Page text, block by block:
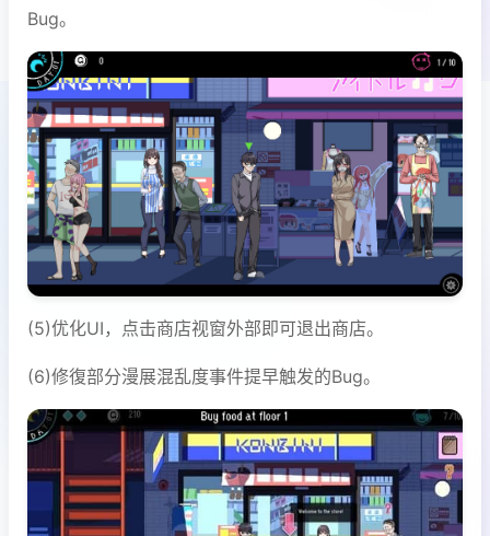
Bug。
(5)优化UI，点击商店视窗外部即可退出商店。
(6)修復部分漫展混乱度事件提早触发的Bug。